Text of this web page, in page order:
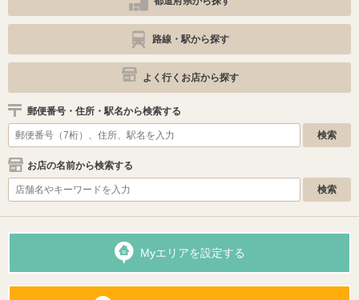
路線・駅から探す
よく行くお店から探す
郵便番号・住所・駅名から検索する
お店の名前から検索する
Myエリアを設定する